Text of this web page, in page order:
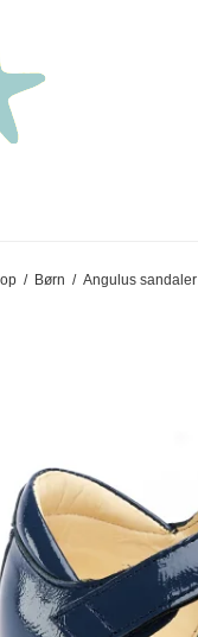
/ Børn / Angulus sandaler